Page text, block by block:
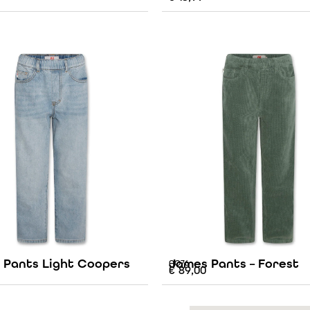
Pants Light Coopers AO76
James Pants – Forest
€89,00